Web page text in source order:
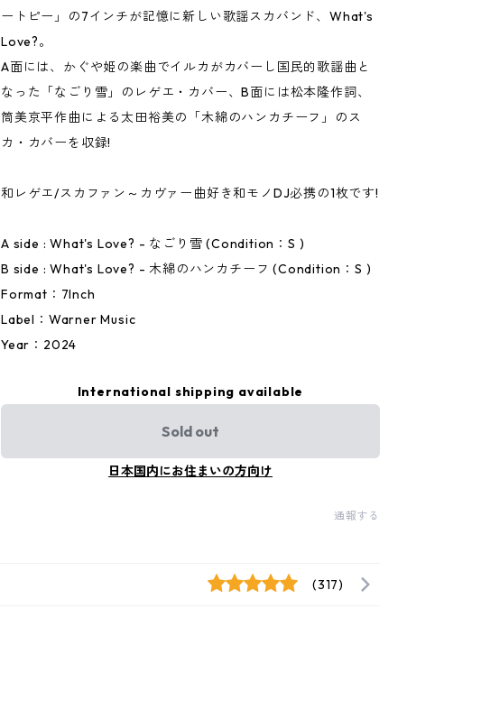
ートピー」の7インチが記憶に新しい歌謡スカバンド、What's
Love?。
A面には、かぐや姫の楽曲でイルカがカバーし国民的歌謡曲と
なった「なごり雪」のレゲエ・カバー、B面には松本隆作詞、
筒美京平作曲による太田裕美の「木綿のハンカチーフ」のス
カ・カバーを収録!
和レゲエ/スカファン～カヴァー曲好き和モノDJ必携の1枚です!
A side : What's Love? - なごり雪 (Condition：S )
B side : What's Love? - 木綿のハンカチーフ (Condition：S )
Format：7Inch
Label：Warner Music
Year：2024
International shipping available
Sold out
日本国内にお住まいの方向け
通報する
(317)